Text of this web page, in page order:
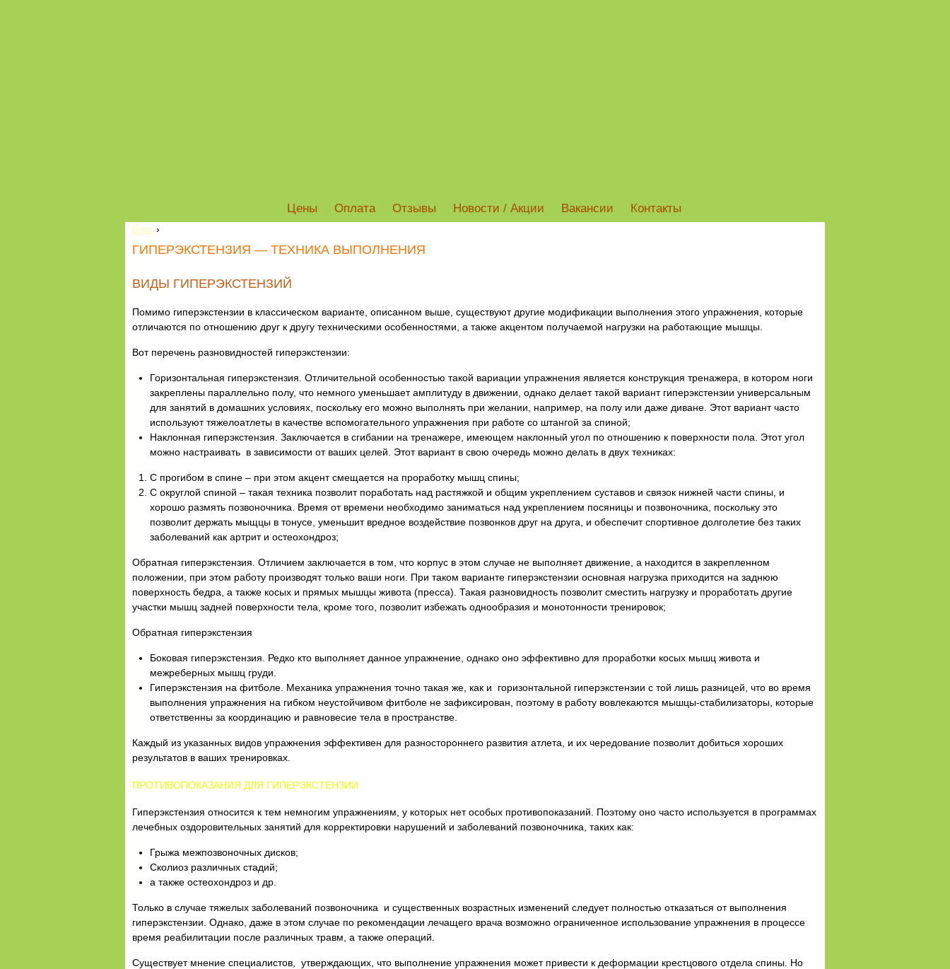
Цены Оплата Отзывы Новости / Акции Вакансии Контакты
Блог ›
ГИПЕРЭКСТЕНЗИЯ — ТЕХНИКА ВЫПОЛНЕНИЯ
ВИДЫ ГИПЕРЭКСТЕНЗИЙ
Помимо гиперэкстензии в классическом варианте, описанном выше, существуют другие модификации выполнения этого упражнения, которые
отличаются по отношению друг к другу техническими особенностями, а также акцентом получаемой нагрузки на работающие мышцы.
Вот перечень разновидностей гиперэкстензии:
Горизонтальная гиперэкстензия. Отличительной особенностью такой вариации упражнения является конструкция тренажера, в котором ноги
закреплены параллельно полу, что немного уменьшает амплитуду в движении, однако делает такой вариант гиперэкстензии универсальным
для занятий в домашних условиях, поскольку его можно выполнять при желании, например, на полу или даже диване. Этот вариант часто
используют тяжелоатлеты в качестве вспомогательного упражнения при работе со штангой за спиной;
Наклонная гиперэкстензия. Заключается в сгибании на тренажере, имеющем наклонный угол по отношению к поверхности пола. Этот угол
можно настраивать в зависимости от ваших целей. Этот вариант в свою очередь можно делать в двух техниках:
С прогибом в спине – при этом акцент смещается на проработку мышц спины;
С округлой спиной – такая техника позволит поработать над растяжкой и общим укреплением суставов и связок нижней части спины, и
хорошо размять позвоночника. Время от времени необходимо заниматься над укреплением посяницы и позвоночника, поскольку это
позволит держать мыщцы в тонусе, уменьшит вредное воздействие позвонков друг на друга, и обеспечит спортивное долголетие без таких
заболеваний как артрит и остеохондроз;
Обратная гиперэкстензия. Отличием заключается в том, что корпус в этом случае не выполняет движение, а находится в закрепленном
положении, при этом работу производят только ваши ноги. При таком варианте гиперэкстензии основная нагрузка приходится на заднюю
поверхность бедра, а также косых и прямых мышцы живота (пресса). Такая разновидность позволит сместить нагрузку и проработать другие
участки мышц задней поверхности тела, кроме того, позволит избежать однообразия и монотонности тренировок;
Обратная гиперэкстензия
Боковая гиперэкстензия. Редко кто выполняет данное упражнение, однако оно эффективно для проработки косых мышц живота и
межреберных мышц груди.
Гиперэкстензия на фитболе. Механика упражнения точно такая же, как и горизонтальной гиперэкстензии с той лишь разницей, что во время
выполнения упражнения на гибком неустойчивом фитболе не зафиксирован, поэтому в работу вовлекаются мышцы-стабилизаторы, которые
ответственны за координацию и равновесие тела в пространстве.
Каждый из указанных видов упражнения эффективен для разностороннего развития атлета, и их чередование позволит добиться хороших
результатов в ваших тренировках.
ПРОТИВОПОКАЗАНИЯ ДЛЯ ГИПЕРЭКСТЕНЗИИ
Гиперэкстензия относится к тем немногим упражнениям, у которых нет особых противопоказаний. Поэтому оно часто используется в программах
лечебных оздоровительных занятий для корректировки нарушений и заболеваний позвоночника, таких как:
Грыжа межпозвоночных дисков;
Сколиоз различных стадий;
а также остеохондроз и др.
Только в случае тяжелых заболеваний позвоночника и существенных возрастных изменений следует полностью отказаться от выполнения
гиперэкстензии. Однако, даже в этом случае по рекомендации лечащего врача возможно ограниченное использование упражнения в процессе
время реабилитации после различных травм, а также операций.
Существует мнение специалистов, утверждающих, что выполнение упражнения может привести к деформации крестцового отдела спины. Но